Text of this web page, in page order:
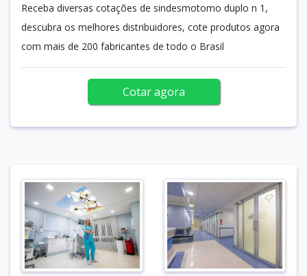
Receba diversas cotações de sindesmotomo duplo n 1,
descubra os melhores distribuidores, cote produtos agora
com mais de 200 fabricantes de todo o Brasil
Cotar agora